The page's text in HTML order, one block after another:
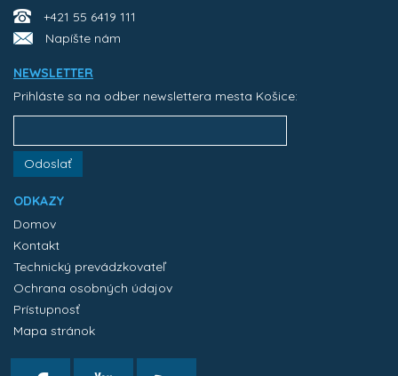
+421 55 6419 111
Napíšte nám
NEWSLETTER
Prihláste sa na odber newslettera mesta Košice:
Odoslať
ODKAZY
Domov
Kontakt
Technický prevádzkovateľ
Ochrana osobných údajov
Prístupnosť
Mapa stránok